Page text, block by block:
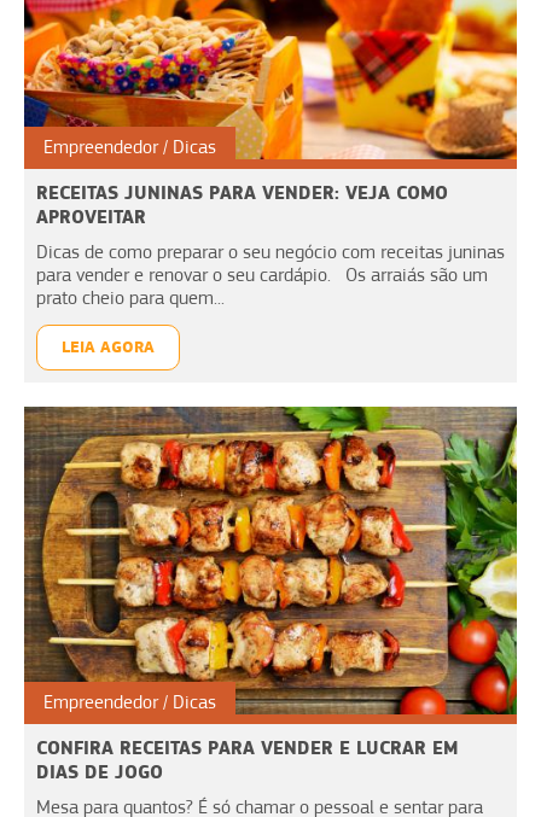
Empreendedor Dicas
RECEITAS JUNINAS PARA VENDER: VEJA COMO
APROVEITAR
Dicas de como preparar o seu negócio com receitas juninas
para vender e renovar o seu cardápio. Os arraiás são um
prato cheio para quem...
LEIA AGORA
Empreendedor Dicas
CONFIRA RECEITAS PARA VENDER E LUCRAR EM
DIAS DE JOGO
Mesa para quantos? É só chamar o pessoal e sentar para